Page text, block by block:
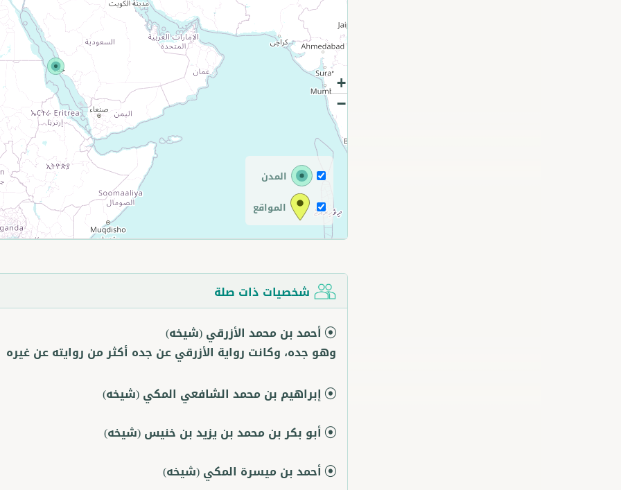
+
−
المدن
المواقع
شخصيات ذات صلة
أحمد بن محمد الأزرقي(شيخه)
وهو جده، وكانت رواية الأزرقي عن جده أكثر من روايته عن غيره
إبراهيم بن محمد الشافعي المكي(شيخه)
أبو بكر بن محمد بن يزيد بن خنيس(شيخه)
أحمد بن ميسرة المكي(شيخه)